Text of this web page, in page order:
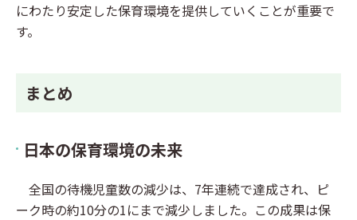
にわたり安定した保育環境を提供していくことが重要で
す。
まとめ
日本の保育環境の未来
全国の待機児童数の減少は、7年連続で達成され、ピ
ーク時の約10分の1にまで減少しました。この成果は保